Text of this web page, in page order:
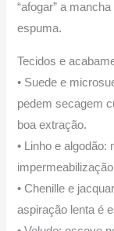
“afogar” a
espuma.
Tecidos e
• Suede e
pedem secagem
boa extração.
• Linho e
• Chenille e
aspiração lenta é